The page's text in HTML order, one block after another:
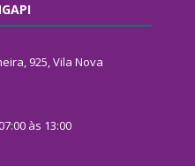
925, Vila Nova
às 13:00